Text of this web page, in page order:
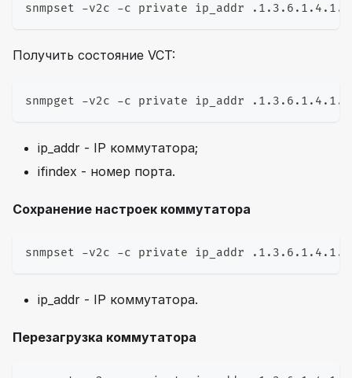
snmpset -v2c -c private ip_addr
Получить состояние VCT:
snmpget -v2c -c private ip_addr
ip_addr - IP коммутатора;
ifindex - номер порта.
Сохранение настроек коммутатора
snmpset -v2c -c private ip_addr
ip_addr - IP коммутатора.
Перезагрузка коммутатора